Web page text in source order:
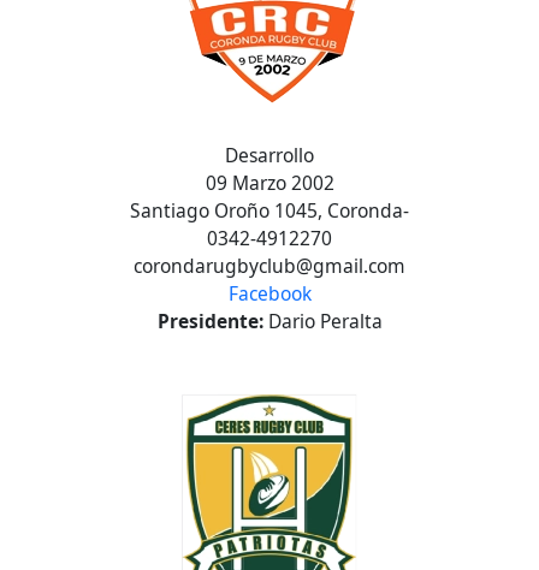
Desarrollo
09 Marzo 2002
Santiago Oroño 1045, Coronda-
0342-4912270
corondarugbyclub@gmail.com
Facebook
Presidente: Dario Peralta